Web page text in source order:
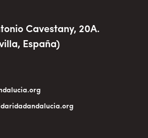
Cavestany, 20A.
España)